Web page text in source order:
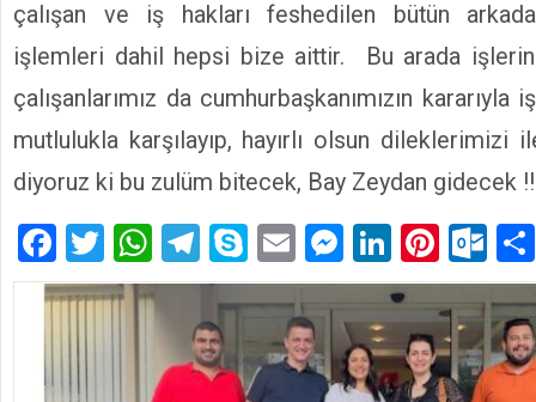
çalışan ve iş hakları feshedilen bütün
işlemleri dahil hepsi bize aittir. Bu arada
çalışanlarımız da cumhurbaşkanımızın kararıyla
mutlulukla karşılayıp, hayırlı olsun dileklerimizi
diyoruz ki bu zulüm bitecek, Bay Zeydan gidecek
Facebook
Twitter
WhatsApp
Telegram
SkypeEmailMessenger
LinkedIn